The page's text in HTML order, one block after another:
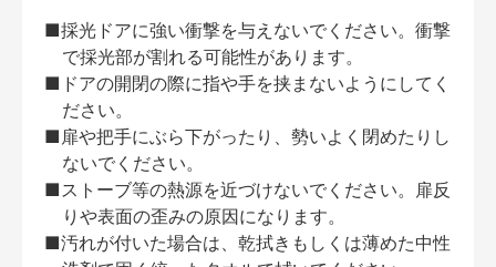
■採光ドアに強い衝撃を与えないでください。衝撃
で採光部が割れる可能性があります。
■ドアの開閉の際に指や手を挟まないようにしてく
ださい。
■扉や把手にぶら下がったり、勢いよく閉めたりし
ないでください。
■ストーブ等の熱源を近づけないでください。扉反
りや表面の歪みの原因になります。
■汚れが付いた場合は、乾拭きもしくは薄めた中性